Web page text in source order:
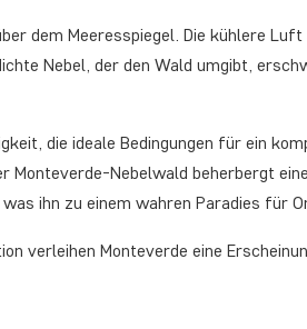
dem Meeresspiegel. Die kühlere
Nebel, der den Wald umgibt,
die ideale Bedingungen für ein
Monteverde-Nebelwald beherbergt
ihn zu einem wahren Paradies für
verleihen Monteverde eine